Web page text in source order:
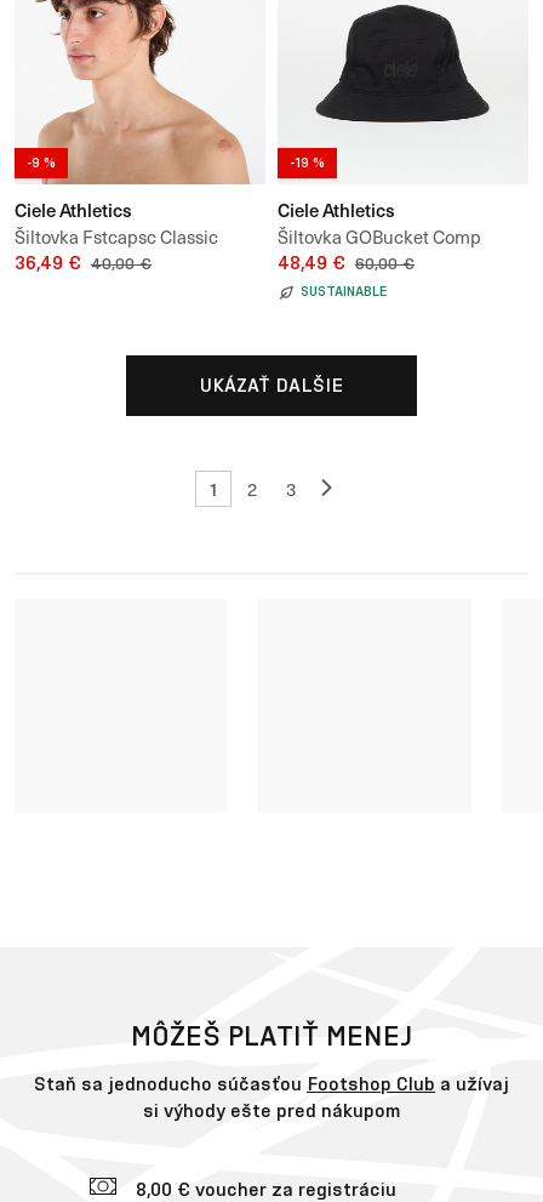
-9 %
Ciele Athletics
Šiltovka Fstcapsc Classic
Cside Rainyday
36,49 € 40,00 €
-19 %
Ciele Athletics
Šiltovka GOBucket Comp
Athletics
48,49 € 60,00 €
SUSTAINABLE
UKÁZAŤ DALŠIE
1 2 3
MÔŽEŠ PLATIŤ MENEJ
Staň sa jednoducho súčasťou Footshop Club a užívaj
si výhody ešte pred nákupom
8,00 € voucher za registráciu